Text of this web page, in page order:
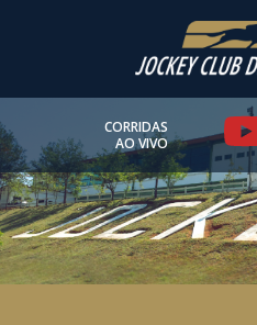
CORRIDAS
AO VIVO